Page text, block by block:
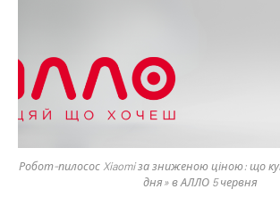
Робот-пилосос Xiaomi за зниженою ціною: що
дня» в АЛЛО 5 червня